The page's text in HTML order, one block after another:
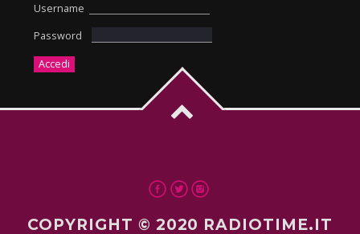
Username
Password
COPYRIGHT © 2020 RADIOTIME.IT